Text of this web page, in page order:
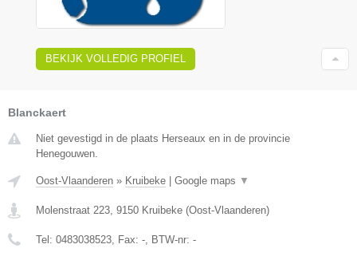
BEKIJK VOLLEDIG PROFIEL
Blanckaert
Niet gevestigd in de plaats Herseaux en in de provincie
Henegouwen.
Oost-Vlaanderen » Kruibeke Google maps ▼
Molenstraat 223 9150 Kruibeke (Oost-Vlaanderen)
Tel: 0483038523 , Fax: - , BTW-nr: -